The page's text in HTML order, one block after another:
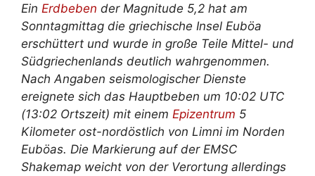
Ein Erdbeben der Magnitude 5,2 hat am
Sonntagmittag die griechische Insel Euböa
erschüttert und wurde in große Teile Mittel- und
Südgriechenlands deutlich wahrgenommen.
Nach Angaben seismologischer Dienste
ereignete sich das Hauptbeben um 10:02 UTC
(13:02 Ortszeit) mit einem Epizentrum 5
Kilometer ost-nordöstlich von Limni im Norden
Euböas. Die Markierung auf der EMSC
Shakemap weicht von der Verortung allerdings